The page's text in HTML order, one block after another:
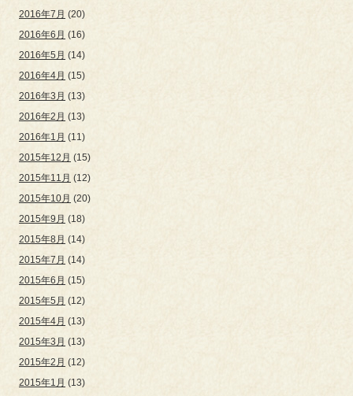
2016年7月 (20)
2016年6月 (16)
2016年5月 (14)
2016年4月 (15)
2016年3月 (13)
2016年2月 (13)
2016年1月 (11)
2015年12月 (15)
2015年11月 (12)
2015年10月 (20)
2015年9月 (18)
2015年8月 (14)
2015年7月 (14)
2015年6月 (15)
2015年5月 (12)
2015年4月 (13)
2015年3月 (13)
2015年2月 (12)
2015年1月 (13)